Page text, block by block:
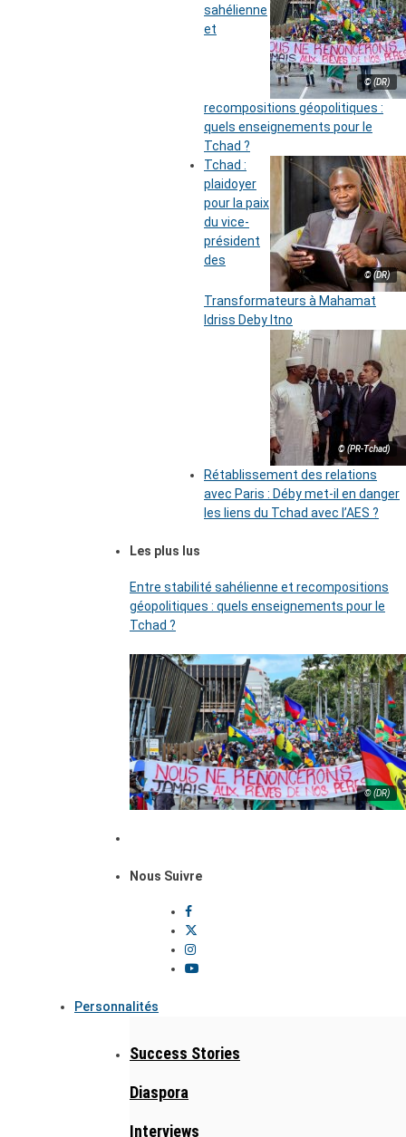
© (DR)
sahélienne
et
recompositions géopolitiques :
quels enseignements pour le
Tchad ?
© (DR)
Tchad :
plaidoyer
pour la paix
du vice-
président
des
Transformateurs à Mahamat
Idriss Deby Itno
© (PR-Tchad)
Rétablissement des relations
avec Paris : Déby met-il en danger
les liens du Tchad avec l’AES ?
Les plus lus
Entre stabilité sahélienne et recompositions
géopolitiques : quels enseignements pour le
Tchad ?
© (DR)
Nous Suivre
Personnalités
Success Stories
Diaspora
Interviews